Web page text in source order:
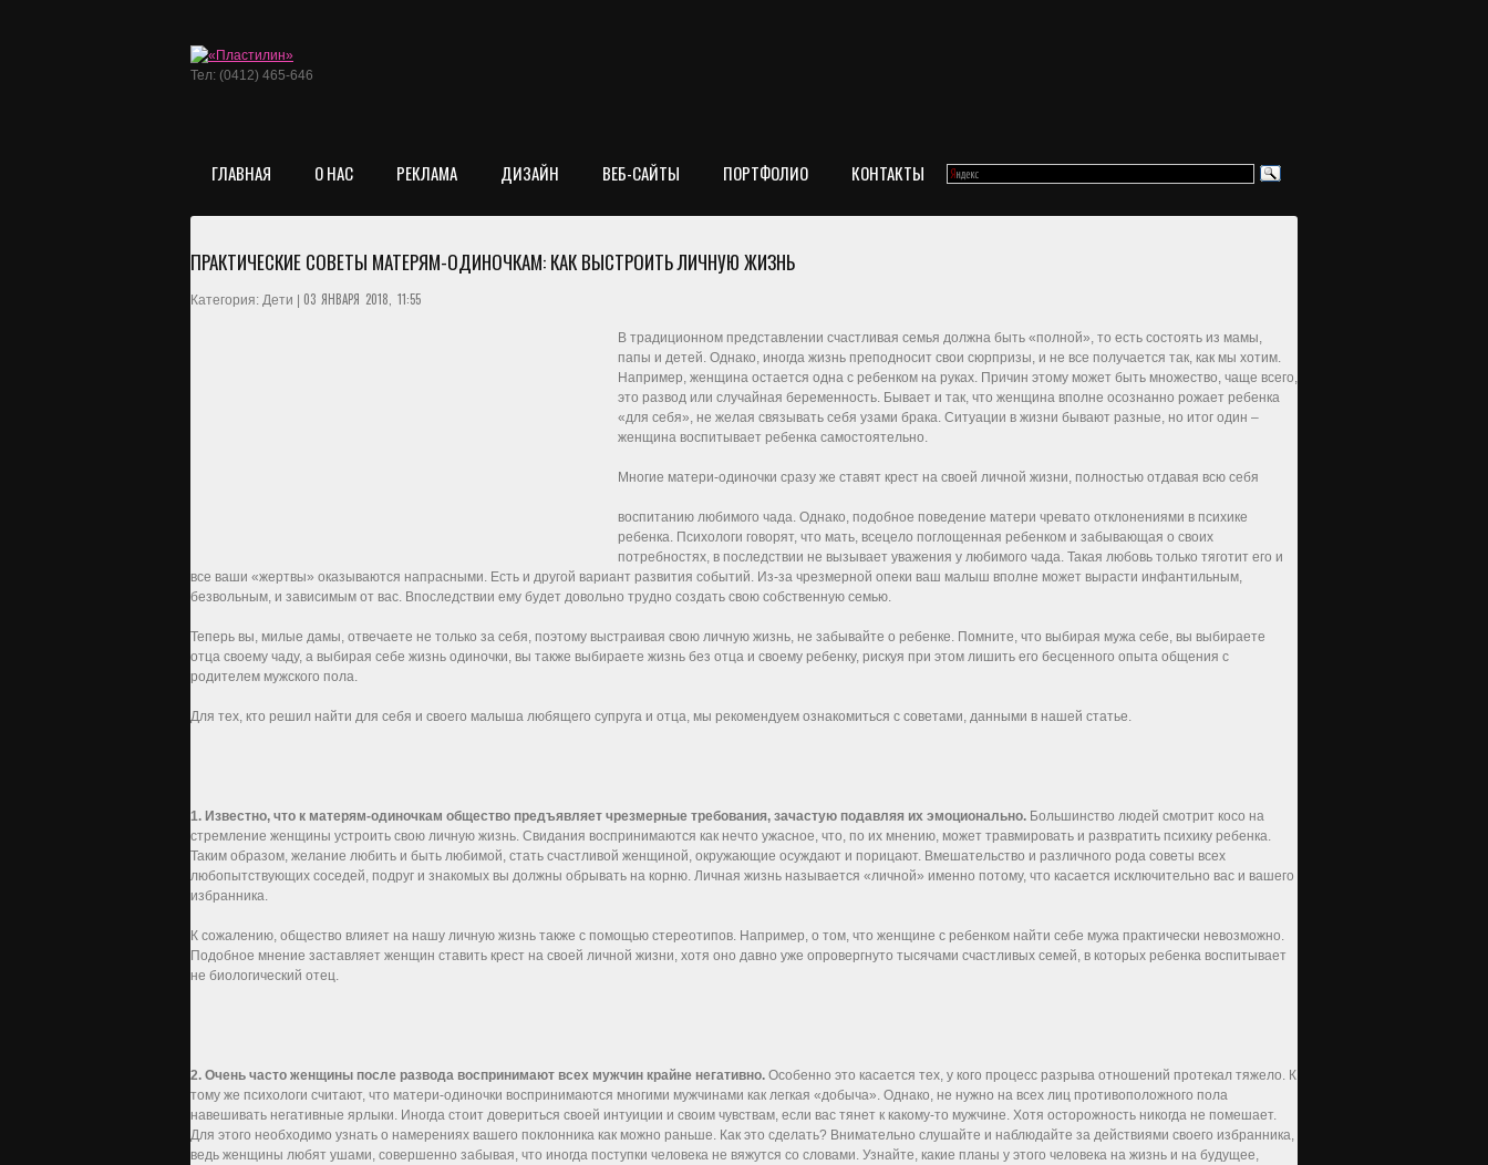
Тел: (0412) 465-646
ГЛАВНАЯ О НАС РЕКЛАМА ДИЗАЙН ВЕБ-САЙТЫ ПОРТФОЛИО КОНТАКТЫ
ПРАКТИЧЕСКИЕ СОВЕТЫ МАТЕРЯМ-ОДИНОЧКАМ: КАК ВЫСТРОИТЬ ЛИЧНУЮ ЖИЗНЬ
Категория: Дети | 03 ЯНВАРЯ 2018, 11:55
В традиционном представлении счастливая семья должна быть «полной», то есть состоять из мамы,
папы и детей. Однако, иногда жизнь преподносит свои сюрпризы, и не все получается так, как мы хотим.
Например, женщина остается одна с ребенком на руках. Причин этому может быть множество, чаще всего,
это развод или случайная беременность. Бывает и так, что женщина вполне осознанно рожает ребенка
«для себя», не желая связывать себя узами брака. Ситуации в жизни бывают разные, но итог один –
женщина воспитывает ребенка самостоятельно.
Многие матери-одиночки сразу же ставят крест на своей личной жизни, полностью отдавая всю себя
воспитанию любимого чада. Однако, подобное поведение матери чревато отклонениями в психике
ребенка. Психологи говорят, что мать, всецело поглощенная ребенком и забывающая о своих
потребностях, в последствии не вызывает уважения у любимого чада. Такая любовь только тяготит его и
все ваши «жертвы» оказываются напрасными. Есть и другой вариант развития событий. Из-за чрезмерной опеки ваш малыш вполне может вырасти инфантильным,
безвольным, и зависимым от вас. Впоследствии ему будет довольно трудно создать свою собственную семью.
Теперь вы, милые дамы, отвечаете не только за себя, поэтому выстраивая свою личную жизнь, не забывайте о ребенке. Помните, что выбирая мужа себе, вы выбираете
отца своему чаду, а выбирая себе жизнь одиночки, вы также выбираете жизнь без отца и своему ребенку, рискуя при этом лишить его бесценного опыта общения с
родителем мужского пола.
Для тех, кто решил найти для себя и своего малыша любящего супруга и отца, мы рекомендуем ознакомиться с советами, данными в нашей статье.
1. Известно, что к матерям-одиночкам общество предъявляет чрезмерные требования, зачастую подавляя их эмоционально. Большинство людей смотрит косо на
стремление женщины устроить свою личную жизнь. Свидания воспринимаются как нечто ужасное, что, по их мнению, может травмировать и развратить психику ребенка.
Таким образом, желание любить и быть любимой, стать счастливой женщиной, окружающие осуждают и порицают. Вмешательство и различного рода советы всех
любопытствующих соседей, подруг и знакомых вы должны обрывать на корню. Личная жизнь называется «личной» именно потому, что касается исключительно вас и вашего
избранника.
К сожалению, общество влияет на нашу личную жизнь также с помощью стереотипов. Например, о том, что женщине с ребенком найти себе мужа практически невозможно.
Подобное мнение заставляет женщин ставить крест на своей личной жизни, хотя оно давно уже опровергнуто тысячами счастливых семей, в которых ребенка воспитывает
не биологический отец.
2. Очень часто женщины после развода воспринимают всех мужчин крайне негативно. Особенно это касается тех, у кого процесс разрыва отношений протекал тяжело. К
тому же психологи считают, что матери-одиночки воспринимаются многими мужчинами как легкая «добыча». Однако, не нужно на всех лиц противоположного пола
навешивать негативные ярлыки. Иногда стоит довериться своей интуиции и своим чувствам, если вас тянет к какому-то мужчине. Хотя осторожность никогда не помешает.
Для этого необходимо узнать о намерениях вашего поклонника как можно раньше. Как это сделать? Внимательно слушайте и наблюдайте за действиями своего избранника,
ведь женщины любят ушами, совершенно забывая, что иногда поступки человека не вяжутся со словами. Узнайте, какие планы у этого человека на жизнь и на будущее,